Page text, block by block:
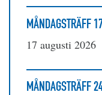
MÅNDAGSTRÄFF
17 augusti 2026
MÅNDAGSTRÄFF